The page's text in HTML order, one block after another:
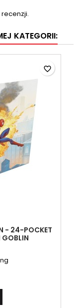
KATEGORII:
- 24-POCKET
favorite_border